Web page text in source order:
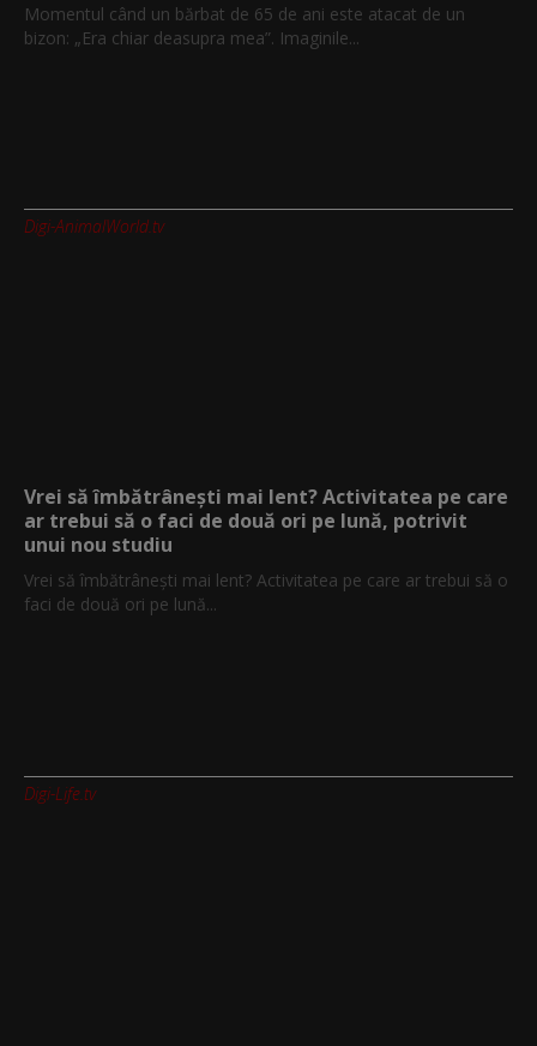
Momentul când un bărbat de 65 de ani este atacat de un
bizon: „Era chiar deasupra mea”. Imaginile...
Digi-AnimalWorld.tv
Vrei să îmbătrânești mai lent? Activitatea pe care
ar trebui să o faci de două ori pe lună, potrivit
unui nou studiu
Vrei să îmbătrânești mai lent? Activitatea pe care ar trebui să o
faci de două ori pe lună...
Digi-Life.tv